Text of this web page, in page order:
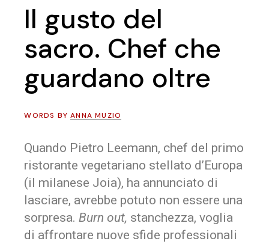
Il gusto del
sacro. Chef che
guardano oltre
WORDS BYANNA MUZIO
Quando Pietro Leemann, chef del primo
ristorante vegetariano stellato d’Europa
(il milanese Joia), ha annunciato di
lasciare, avrebbe potuto non essere una
sorpresa. Burn out, stanchezza, voglia
di affrontare nuove sfide professionali